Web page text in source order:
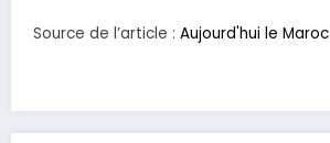
Source de l’article : Aujourd'hui le Maroc